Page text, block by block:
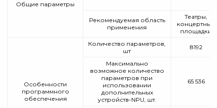
Общие параметры
Рекомендуемая область
применения
Театры,
концертные
площадки
Особенности
программного
обеспечения
Количество параметров,
шт
8192
Максимально
возможное количество
параметров при
использовании
дополнительных
устройств-NPU, шт.
65 536